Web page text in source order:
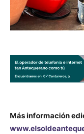
Más información